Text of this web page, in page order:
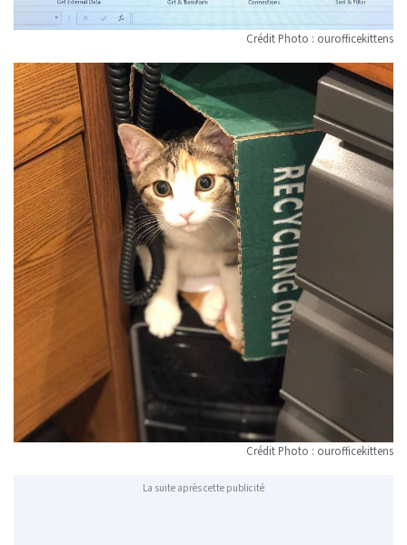
Crédit Photo : ourofficekittens
Crédit Photo : ourofficekittens
La suite après cette publicité